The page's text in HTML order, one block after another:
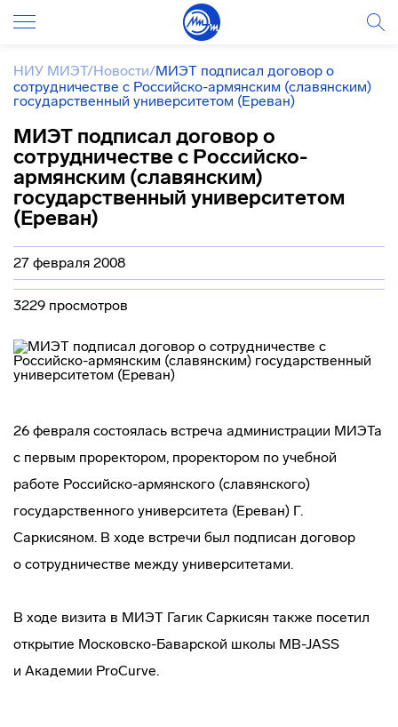
НИУ МИЭТ/Новости/МИЭТ подписал договор о
сотрудничестве с Российско-армянским (славянским)
государственный университетом (Ереван)
МИЭТ подписал договор о
сотрудничестве с Российско-
армянским (славянским)
государственный университетом
(Ереван)
27 февраля 2008
3229 просмотров
26 февраля состоялась встреча администрации МИЭТа
c первым проректором, проректором по учебной
работе Российско-армянского (славянского)
государственного университета (Ереван) Г.
Саркисяном. В ходе встречи был подписан договор
о сотрудничестве между университетами.
В ходе визита в МИЭТ Гагик Саркисян также посетил
открытие Московско-Баварской школы MB-JASS
и Академии ProCurve.